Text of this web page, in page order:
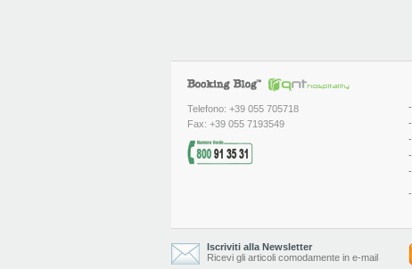
Telefono: +39 055 705718
Fax: +39 055 7193549
-
-
-
-
-
-
Iscriviti alla Newsletter
Ricevi gli articoli comodamente in e-mail